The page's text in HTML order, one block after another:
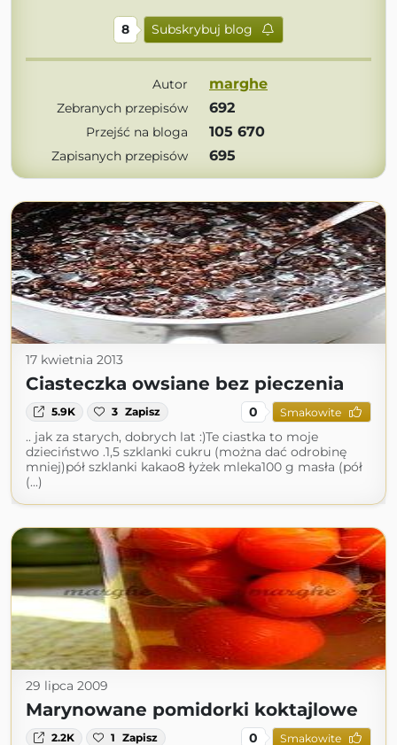
8 Subskrybuj blog
Autor marghe
Zebranych przepisów 692
Przejść na bloga 105 670
Zapisanych przepisów 695
17 kwietnia 2013
Ciasteczka owsiane bez pieczenia
5.9K 3 Zapisz 0 Smakowite
.. jak za starych, dobrych lat :)Te ciastka to moje
dzieciństwo .1,5 szklanki cukru (można dać odrobinę
mniej)pół szklanki kakao8 łyżek mleka100 g masła (pół
(...)
29 lipca 2009
Marynowane pomidorki koktajlowe
2.2K 1 Zapisz 0 Smakowite